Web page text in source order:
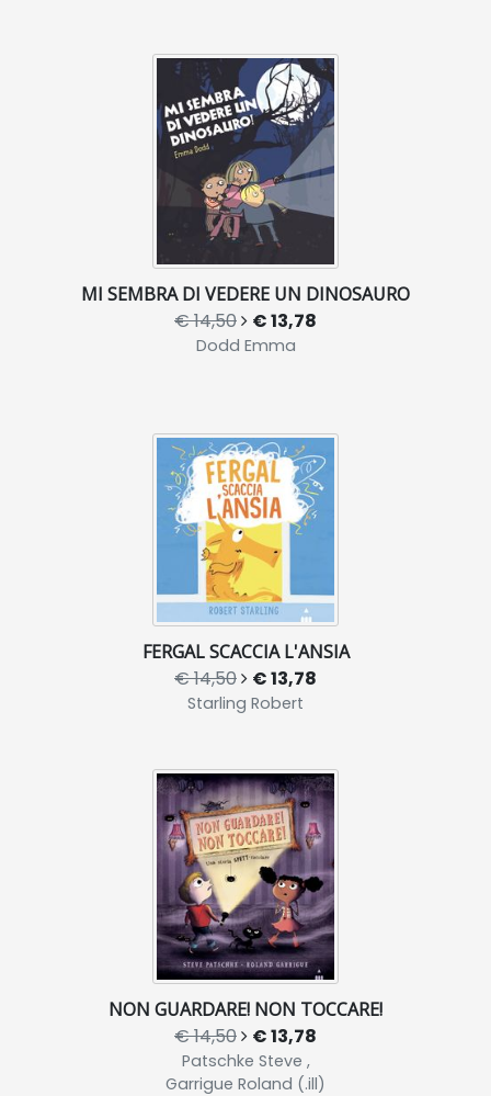
MI SEMBRA DI VEDERE UN DINOSAURO
€ 14,50 € 13,78
Dodd Emma
FERGAL SCACCIA L'ANSIA
€ 14,50 € 13,78
Starling Robert
NON GUARDARE! NON TOCCARE!
€ 14,50 € 13,78
Patschke Steve ,
Garrigue Roland (.ill)